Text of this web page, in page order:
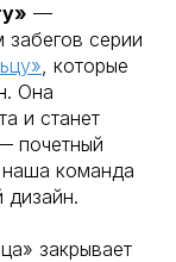
—
забегов серии
, которые
Она
и станет
почетный
команда
дизайн.
закрывает